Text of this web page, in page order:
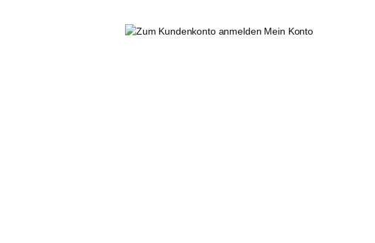
Mein Konto